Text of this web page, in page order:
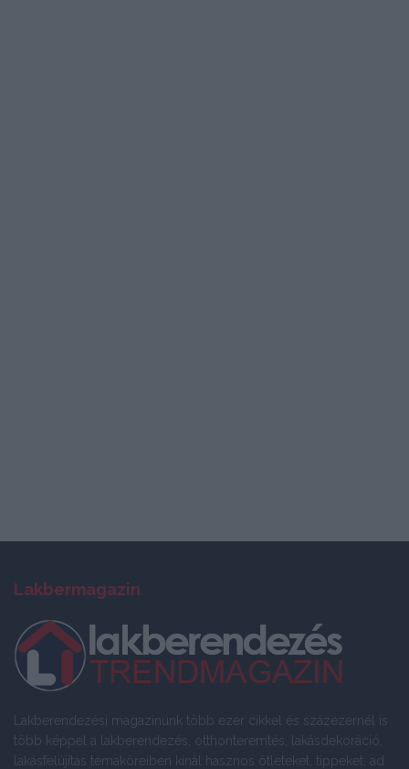
Lakbermagazin
Lakberendezési magazinunk több ezer cikkel és százezernél is
több képpel a lakberendezés, otthonteremtés, lakásdekoráció,
lakásfelújítás témaköreiben kínál hasznos ötleteket, tippeket, ad